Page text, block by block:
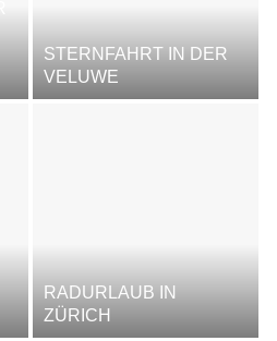
STERNFAHRT IN DER
VELUWE
RADURLAUB IN
ZÜRICH